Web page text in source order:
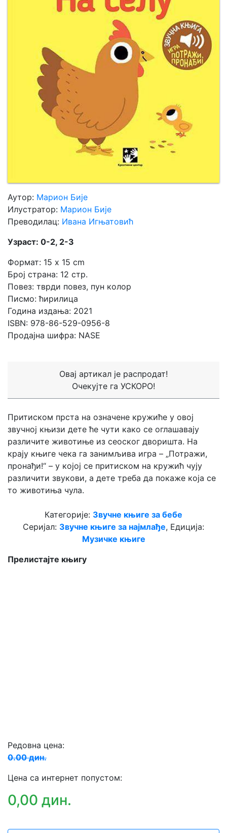
Аутор: Марион Бије
Илустратор: Марион Бије
Преводилац: Ивана Игњатовић
Узраст: 0-2, 2-3
Формат: 15 x 15 cm
Број страна: 12 стр.
Повез: тврди повез, пун колор
Писмо: ћирилица
Година издања: 2021
ISBN: 978-86-529-0956-8
Продајна шифра: NASE
Овај артикал је распродат!
Очекујте га УСКОРО!
Притиском прста на означене кружиће у овој
звучној књизи дете ће чути како се оглашавају
различите животиње из сеоског дворишта. На
крају књиге чека га занимљива игра – „Потражи,
пронађи!“ – у којој се притиском на кружић чују
различити звукови, а дете треба да покаже која се
то животиња чула.
Категорије: Звучне књиге за бебе
Серијал: Звучне књиге за најмлађе, Едиција:
Музичке књиге
Прелистајте књигу
Редовна цена:
0.00 дин.
Цена са интернет попустом:
0,00 дин.